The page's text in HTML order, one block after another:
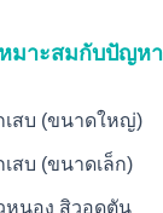
มาะสมกับปัญห
เสบ (ขนาดใหญ่)
สบ (ขนาดเล็ก)
หนอง สิวอุดตัน